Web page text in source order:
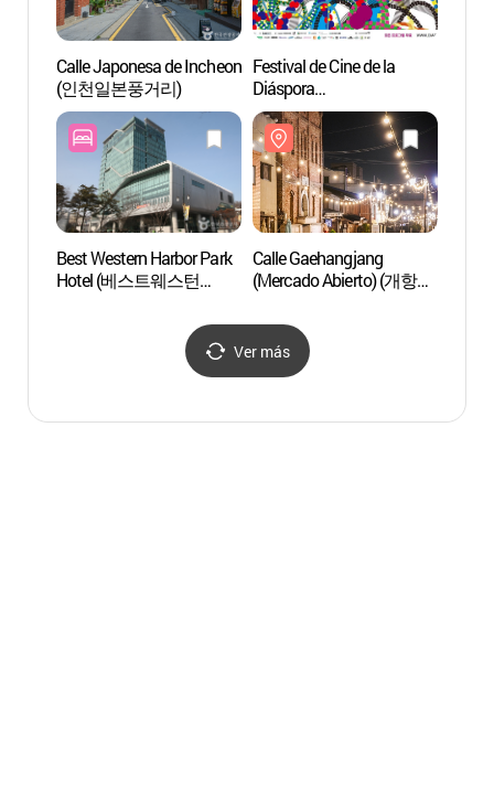
Calle Japonesa de Incheon
(인천일본풍거리)
Festival de Cine de la
Diáspora
(디아스포라영화제)
Best Western Harbor Park
Hotel (베스트웨스턴
Calle Gaehangjang
(Mercado Abierto) (개항장
Ver más